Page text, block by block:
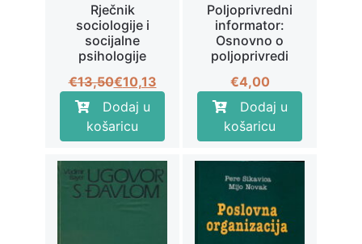
Rječnik
sociologije i
socijalne
psihologije
€13,50Izvorna
cijena
bila
je:
€13,50.
€10,13
Trenutna
cijena
je:
€10,13.
Dodaj u
košaricu
Poljoprivredni
informator:
Osnovno o
poljoprivredi
€4,00
Dodaj u
košaricu